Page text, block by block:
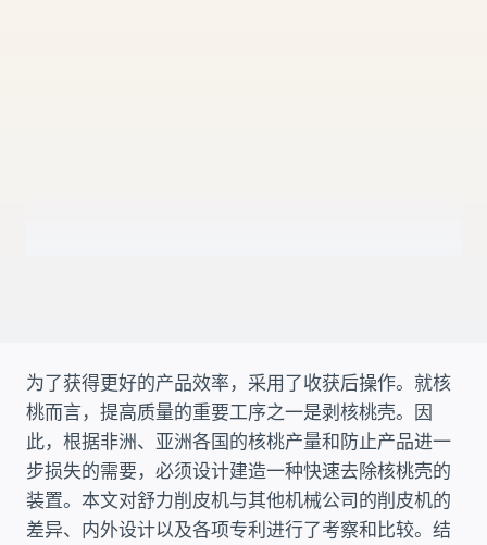
为了获得更好的产品效率，采用了收获后操作。就核
桃而言，提高质量的重要工序之一是剥核桃壳。因
此，根据非洲、亚洲各国的核桃产量和防止产品进一
步损失的需要，必须设计建造一种快速去除核桃壳的
装置。本文对舒力削皮机与其他机械公司的削皮机的
差异、内外设计以及各项专利进行了考察和比较。结